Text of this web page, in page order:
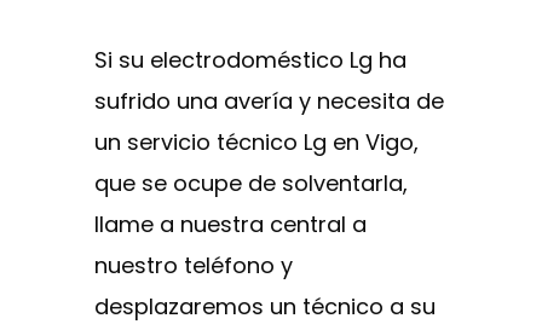
Si su electrodoméstico Lg ha
sufrido una avería y necesita de
un servicio técnico Lg en Vigo,
que se ocupe de solventarla,
llame a nuestra central a
nuestro teléfono y
desplazaremos un técnico a su